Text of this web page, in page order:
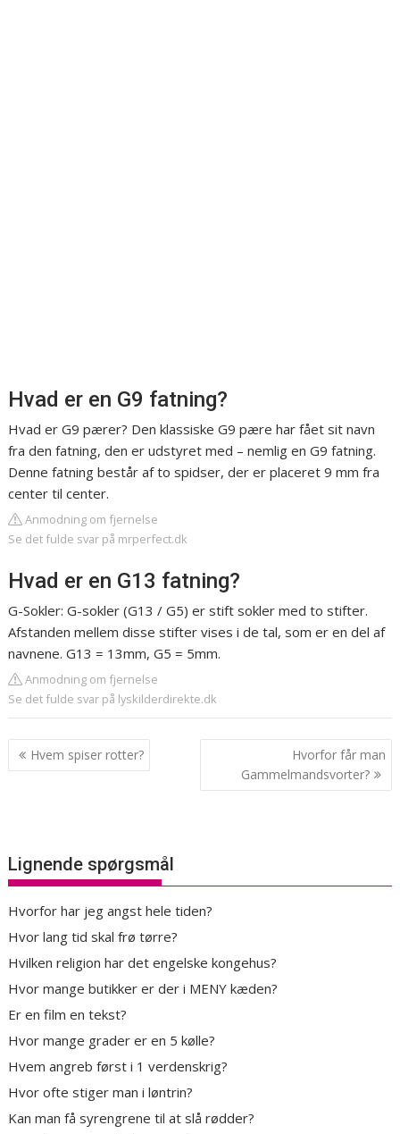
Hvad er en G9 fatning?
Hvad er G9 pærer? Den klassiske G9 pære har fået sit navn
fra den fatning, den er udstyret med – nemlig en G9 fatning.
Denne fatning består af to spidser, der er placeret 9 mm fra
center til center.
Anmodning om fjernelse
Se det fulde svar på mrperfect.dk
Hvad er en G13 fatning?
G-Sokler: G-sokler (G13 / G5) er stift sokler med to stifter.
Afstanden mellem disse stifter vises i de tal, som er en del af
navnene. G13 = 13mm, G5 = 5mm.
Anmodning om fjernelse
Se det fulde svar på lyskilderdirekte.dk
Indlægsnavigation
Hvem spiser rotter?
Hvorfor får man
Gammelmandsvorter?
Lignende spørgsmål
Hvorfor har jeg angst hele tiden?
Hvor lang tid skal frø tørre?
Hvilken religion har det engelske kongehus?
Hvor mange butikker er der i MENY kæden?
Er en film en tekst?
Hvor mange grader er en 5 kølle?
Hvem angreb først i 1 verdenskrig?
Hvor ofte stiger man i løntrin?
Kan man få syrengrene til at slå rødder?